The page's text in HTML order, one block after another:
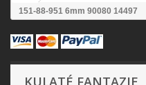
151-88-951 6mm 90080 14497